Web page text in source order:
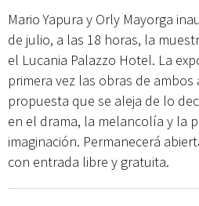
Mario Yapura y Orly Mayorga
de julio, a las 18 horas, la
el Lucania Palazzo Hotel. La
primera vez las obras de
propuesta que se aleja de lo
en el drama, la melancolía y la
imaginación. Permanecerá
con entrada libre y gratuita.